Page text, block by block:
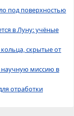
под поверхностью
в Луну: учёные
скрытые от
научную миссию в
отработки